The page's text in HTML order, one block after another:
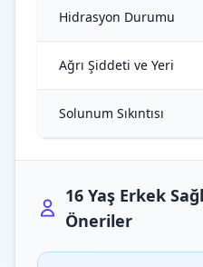
Hidrasyon Durumu
Ağrı Şiddeti ve Yeri
Solunum Sıkıntısı
16 Yaş Erkek
Öneriler